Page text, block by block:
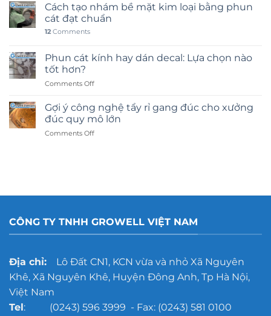
Cách tạo nhám bề mặt kim loại bằng phun
cát đạt chuẩn
12Comments
Phun cát kính hay dán decal: Lựa chọn nào
tốt hơn?
Comments Offon
cát
kính
hay
dán
hơn?
Gợi ý công nghệ tẩy rỉ gang đúc cho xưởng
đúc quy mô lớn
Comments Offon
rỉ
cho
xưởng
quy
mô
lớn
CÔNG TY TNHH GROWELL VIỆT NAM
Địa chỉ:Lô Đất CN1, KCN vừa và nhỏ Xã Nguyên
Khê, Xã Nguyên Khê, Huyện Đông Anh, Tp Hà Nội,
Việt Nam
Tel: (0243) 596 3999 - Fax: (0243) 581 0100